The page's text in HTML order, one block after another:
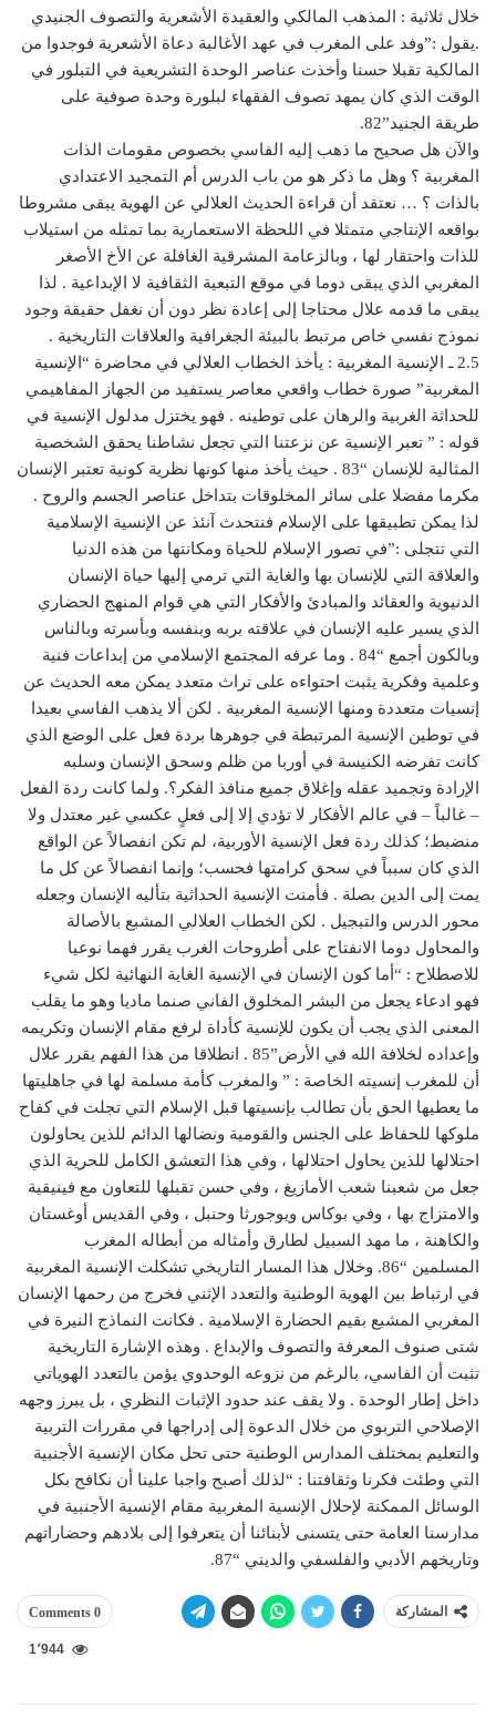
خلال ثلاثية : المذهب المالكي والعقيدة الأشعرية والتصوف الجنيدي
.يقول :”وفد على المغرب في عهد الأغالبة دعاة الأشعرية فوجدوا من
المالكية تقبلا حسنا وأخذت عناصر الوحدة التشريعية في التبلور في
الوقت الذي كان يمهد تصوف الفقهاء لبلورة وحدة صوفية على
طريقة الجنيد”82.
والآن هل صحيح ما ذهب إليه الفاسي بخصوص مقومات الذات
المغربية ؟ وهل ما ذكر هو من باب الدرس أم التمجيد الاعتدادي
بالذات ؟ … نعتقد أن قراءة الحديث العلالي عن الهوية يبقى مشروطا
بواقعه الإنتاجي متمثلا في اللحظة الاستعمارية بما تمثله من استيلاب
للذات واحتقار لها ، وبالزعامة المشرقية الغافلة عن الأخ الأصغر
المغربي الذي يبقى دوما في موقع التبعية الثقافية لا الإبداعية . لذا
يبقى ما قدمه علال محتاجا إلى إعادة نظر دون أن نغفل حقيقة وجود
نموذج نفسي خاص مرتبط بالبيئة الجغرافية والعلاقات التاريخية .
2.5 ـ الإنسية المغربية : يأخذ الخطاب العلالي في محاضرة “الإنسية
المغربية” صورة خطاب واقعي معاصر يستفيد من الجهاز المفاهيمي
للحداثة الغربية والرهان على توطينه . فهو يختزل مدلول الإنسية في
قوله : ” تعبر الإنسية عن نزعتنا التي تجعل نشاطنا يحقق الشخصية
المثالية للإنسان “83 . حيث يأخذ منها كونها نظرية كونية تعتبر الإنسان
مكرما مفضلا على سائر المخلوقات بتداخل عناصر الجسم والروح .
لذا يمكن تطبيقها على الإسلام فنتحدث آنئذ عن الإنسية الإسلامية
التي تتجلى :”في تصور الإسلام للحياة ومكانتها من هذه الدنيا
والعلاقة التي للإنسان بها والغاية التي ترمي إليها حياة الإنسان
الدنيوية والعقائد والمبادئ والأفكار التي هي قوام المنهج الحضاري
الذي يسير عليه الإنسان في علاقته بربه وبنفسه وبأسرته وبالناس
وبالكون أجمع “84 . وما عرفه المجتمع الإسلامي من إبداعات فنية
وعلمية وفكرية يثبت احتواءه على تراث متعدد يمكن معه الحديث عن
إنسيات متعددة ومنها الإنسية المغربية . لكن ألا يذهب الفاسي بعيدا
في توطين الإنسية المرتبطة في جوهرها بردة فعل على الوضع الذي
كانت تفرضه الكنيسة في أوربا من ظلم وسحق الإنسان وسلبه
الإرادة وتجميد عقله وإغلاق جميع منافذ الفكر؟. ولما كانت ردة الفعل
– غالباً – في عالم الأفكار لا تؤدي إلا إلى فعلٍ عكسي غير معتدل ولا
منضبط؛ كذلك ردة فعل الإنسية الأوربية، لم تكن انفصالاً عن الواقع
الذي كان سبباً في سحق كرامتها فحسب؛ وإنما انفصالاً عن كل ما
يمت إلى الدين بصلة . فأمنت الإنسية الحداثية بتأليه الإنسان وجعله
محور الدرس والتبجيل . لكن الخطاب العلالي المشبع بالأصالة
والمحاول دوما الانفتاح على أطروحات الغرب يقرر فهما نوعيا
للاصطلاح : “أما كون الإنسان في الإنسية الغاية النهائية لكل شيء
فهو ادعاء يجعل من البشر المخلوق الفاني صنما ماديا وهو ما يقلب
المعنى الذي يجب أن يكون للإنسية كأداة لرفع مقام الإنسان وتكريمه
وإعداده لخلافة الله في الأرض”85 . انطلاقا من هذا الفهم يقرر علال
أن للمغرب إنسيته الخاصة : ” والمغرب كأمة مسلمة لها في جاهليتها
ما يعطيها الحق بأن تطالب بإنسيتها قبل الإسلام التي تجلت في كفاح
ملوكها للحفاظ على الجنس والقومية ونضالها الدائم للذين يحاولون
احتلالها للذين يحاول احتلالها ، وفي هذا التعشق الكامل للحرية الذي
جعل من شعبنا شعب الأمازيغ ، وفي حسن تقبلها للتعاون مع فينيقية
والامتزاج بها ، وفي بوكاس ويوجورثا وحنبل ، وفي القديس أوغستان
والكاهنة ، ما مهد السبيل لطارق وأمثاله من أبطاله المغرب
المسلمين “86. وخلال هذا المسار التاريخي تشكلت الإنسية المغربية
في ارتباط بين الهوية الوطنية والتعدد الإثني فخرج من رحمها الإنسان
المغربي المشبع بقيم الحضارة الإسلامية . فكانت النماذج النيرة في
شتى صنوف المعرفة والتصوف والإبداع . وهذه الإشارة التاريخية
تثبت أن الفاسي، بالرغم من نزوعه الوحدوي يؤمن بالتعدد الهوياتي
داخل إطار الوحدة . ولا يقف عند حدود الإثبات النظري ، بل يبرز وجهه
الإصلاحي التربوي من خلال الدعوة إلى إدراجها في مقررات التربية
والتعليم بمختلف المدارس الوطنية حتى تحل مكان الإنسية الأجنبية
التي وطئت فكرنا وثقافتنا : “لذلك أصبح واجبا علينا أن نكافح بكل
الوسائل الممكنة لإحلال الإنسية المغربية مقام الإنسية الأجنبية في
مدارسنا العامة حتى يتسنى لأبنائنا أن يتعرفوا إلى بلادهم وحضاراتهم
وتاريخهم الأدبي والفلسفي والديني “87.
المشاركة 0 Comments
1٬944